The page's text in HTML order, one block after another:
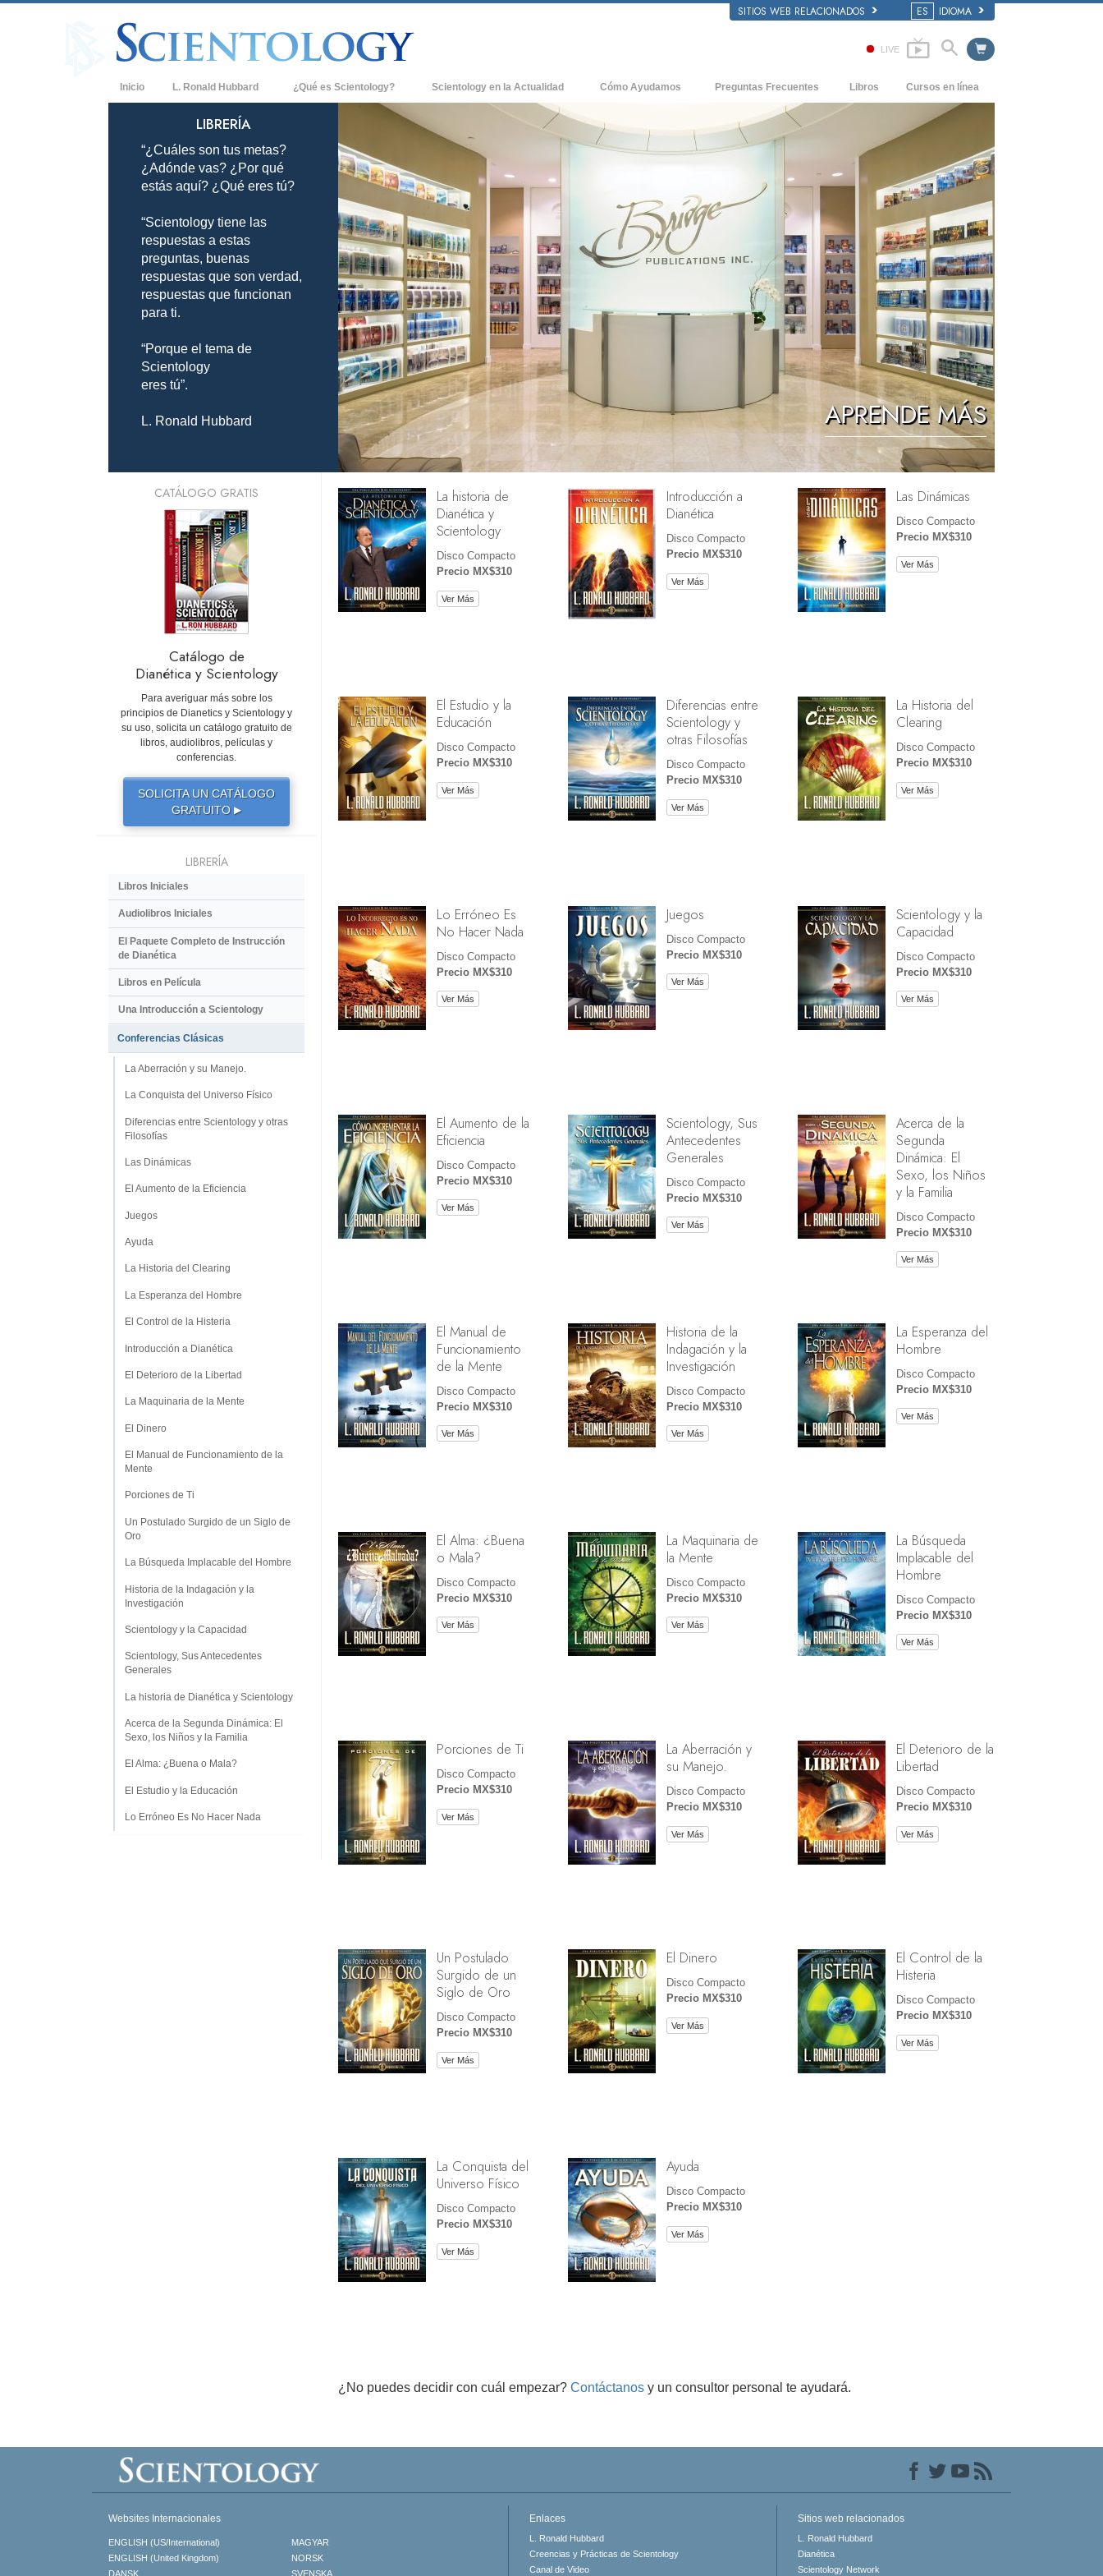
SITIOS WEB RELACIONADOS ES IDIOMA
LIVE
Inicio L. Ronald Hubbard ¿Qué es Scientology?
Credos y Códigos de Scientology
Qué dicen los Scientologists acerca de
Scientology
Conoce a un Scientologist
Dentro de una Iglesia
Los Principios Básicos de Scientology
Una Introducción a Dianética
Amor y Odio: ¿Qué es Grandeza?
Scientology en la Actualidad
Nuevas Iglesias de Scientology
Organizaciones Avanzadas
Base en Tierra de Flag
Freewinds
Llevando Scientology al Mundo
David Miscavige - Líder Eclesiástico de
Scientology
Cómo Ayudamos Preguntas Frecuentes
Antecedentes y principios básicos
Dentro de una Iglesia
La Organización de Scientology
Libros
Audiolibros
Conferencias Introductorias
Películas
Cursos en línea
Cómo Resolver los Conflictos
Las Dinámicas de la Existencia
Los Componentes de la Comprensión
Soluciones para un Entorno Peligroso
Ayudas para Enfermedades y Lesiones
La Integridad y la Honestidad
El Matrimonio
La Escala Tonal Emocional
Respuestas a las Drogas
Herramientas para el Entorno Laboral
La Ética y las Condiciones
La Causa de la Supresión
Investigaciones
Los Fundamentos de la Organización
Los Fundamentos de las Relaciones
Públicas
APRENDE MÁS
LIBRERÍA
“¿Cuáles son tus metas?
¿Adónde vas? ¿Por qué
estás aquí? ¿Qué eres tú?
“Scientology tiene las
respuestas a estas
preguntas, buenas
respuestas que son verdad,
respuestas que funcionan
para ti.
“Porque el tema de
Scientology
eres tú”.
L. Ronald Hubbard
La historia de
Dianética y
Scientology
Disco Compacto
Precio MX$310
Ver Más
Introducción a
Dianética
Disco Compacto
Precio MX$310
Ver Más
Las Dinámicas
Disco Compacto
Precio MX$310
Ver Más
El Estudio y la
Educación
Disco Compacto
Precio MX$310
Ver Más
Diferencias entre
Scientology y
otras Filosofías
Disco Compacto
Precio MX$310
Ver Más
La Historia del
Clearing
Disco Compacto
Precio MX$310
Ver Más
Lo Erróneo Es
No Hacer Nada
Disco Compacto
Precio MX$310
Ver Más
Juegos
Disco Compacto
Precio MX$310
Ver Más
Scientology y la
Capacidad
Disco Compacto
Precio MX$310
Ver Más
El Aumento de la
Eficiencia
Disco Compacto
Precio MX$310
Ver Más
Scientology, Sus
Antecedentes
Generales
Disco Compacto
Precio MX$310
Ver Más
Acerca de la
Segunda
Dinámica: El
Sexo, los Niños
y la Familia
Disco Compacto
Precio MX$310
Ver Más
El Manual de
Funcionamiento
de la Mente
Disco Compacto
Precio MX$310
Ver Más
Historia de la
Indagación y la
Investigación
Disco Compacto
Precio MX$310
Ver Más
La Esperanza del
Hombre
Disco Compacto
Precio MX$310
Ver Más
El Alma: ¿Buena
o Mala?
Disco Compacto
Precio MX$310
Ver Más
La Maquinaria de
la Mente
Disco Compacto
Precio MX$310
Ver Más
La Búsqueda
Implacable del
Hombre
Disco Compacto
Precio MX$310
Ver Más
Porciones de Ti
Disco Compacto
Precio MX$310
Ver Más
La Aberración y
su Manejo.
Disco Compacto
Precio MX$310
Ver Más
El Deterioro de la
Libertad
Disco Compacto
Precio MX$310
Ver Más
Un Postulado
Surgido de un
Siglo de Oro
Disco Compacto
Precio MX$310
Ver Más
El Dinero
Disco Compacto
Precio MX$310
Ver Más
El Control de la
Histeria
Disco Compacto
Precio MX$310
Ver Más
La Conquista del
Universo Físico
Disco Compacto
Precio MX$310
Ver Más
Ayuda
Disco Compacto
Precio MX$310
Ver Más
¿No puedes decidir con cuál empezar? Contáctanos y un consultor personal te ayudará.
CATÁLOGO GRATIS
Catálogo de
Dianética y Scientology
Para averiguar más sobre los
principios de Dianetics y Scientology y
su uso, solicita un catálogo gratuito de
libros, audiolibros, películas y
conferencias.
SOLICITA UN CATÁLOGO
GRATUITO ▶
LIBRERÍA
Libros Iniciales
Audiolibros Iniciales
El Paquete Completo de Instrucción
de Dianética
Libros en Película
Una Introducción a Scientology
Conferencias Clásicas
La Aberración y su Manejo.
La Conquista del Universo Físico
Diferencias entre Scientology y otras
Filosofías
Las Dinámicas
El Aumento de la Eficiencia
Juegos
Ayuda
La Historia del Clearing
La Esperanza del Hombre
El Control de la Histeria
Introducción a Dianética
El Deterioro de la Libertad
La Maquinaria de la Mente
El Dinero
El Manual de Funcionamiento de la
Mente
Porciones de Ti
Un Postulado Surgido de un Siglo de
Oro
La Búsqueda Implacable del Hombre
Historia de la Indagación y la
Investigación
Scientology y la Capacidad
Scientology, Sus Antecedentes
Generales
La historia de Dianética y Scientology
Acerca de la Segunda Dinámica: El
Sexo, los Niños y la Familia
El Alma: ¿Buena o Mala?
El Estudio y la Educación
Lo Erróneo Es No Hacer Nada
Websites Internacionales
ENGLISH (US/International)
ENGLISH (United Kingdom)
DANSK
MAGYAR
NORSK
SVENSKA
Enlaces
L. Ronald Hubbard
Creencias y Prácticas de Scientology
Canal de Video
Sitios web relacionados
L. Ronald Hubbard
Dianética
Scientology Network